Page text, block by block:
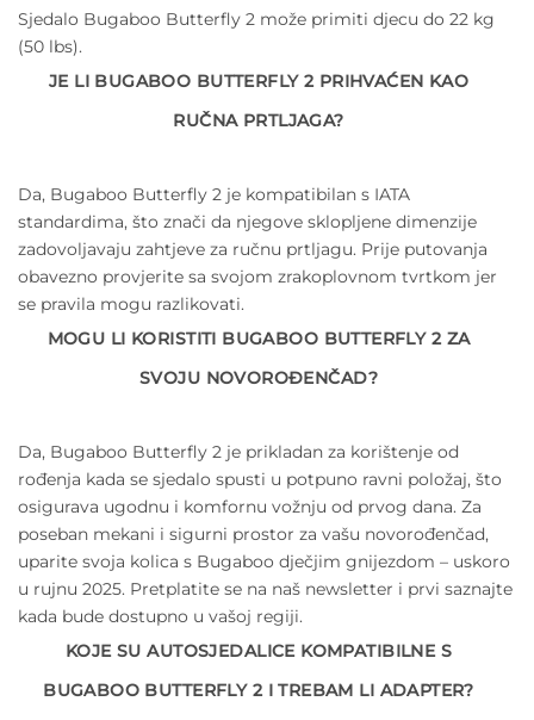
Sjedalo Bugaboo Butterfly 2 može primiti djecu do 22 kg
(50 lbs).
JE LI BUGABOO BUTTERFLY 2 PRIHVAĆEN KAO
RUČNA PRTLJAGA?
Da, Bugaboo Butterfly 2 je kompatibilan s IATA
standardima, što znači da njegove sklopljene dimenzije
zadovoljavaju zahtjeve za ručnu prtljagu. Prije putovanja
obavezno provjerite sa svojom zrakoplovnom tvrtkom jer
se pravila mogu razlikovati.
MOGU LI KORISTITI BUGABOO BUTTERFLY 2 ZA
SVOJU NOVOROĐENČAD?
Da, Bugaboo Butterfly 2 je prikladan za korištenje od
rođenja kada se sjedalo spusti u potpuno ravni položaj, što
osigurava ugodnu i komfornu vožnju od prvog dana. Za
poseban mekani i sigurni prostor za vašu novorođenčad,
uparite svoja kolica s Bugaboo dječjim gnijezdom – uskoro
u rujnu 2025. Pretplatite se na naš newsletter i prvi saznajte
kada bude dostupno u vašoj regiji.
KOJE SU AUTOSJEDALICE KOMPATIBILNE S
BUGABOO BUTTERFLY 2 I TREBAM LI ADAPTER?